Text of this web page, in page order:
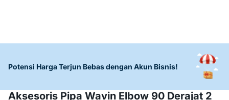
Potensi Harga Terjun Bebas dengan Akun Bisnis!
Aksesoris Pipa Wavin Elbow 90 Derajat 2